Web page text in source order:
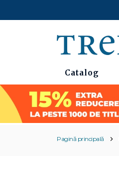
Catalog
Pagină principală